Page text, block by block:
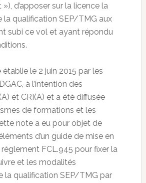
»), d’apposer sur la licence la
la qualification SEP/TMG aux
subi ce vol et ayant répondu
le 2 juin 2015 par les
à l’intention des
et CRI(A) et a été diffusée
de formations et les
note a eu pour objet de
d’un guide de mise en
FCL.945 pour fixer la
et les modalités
la qualification SEP/TMG par